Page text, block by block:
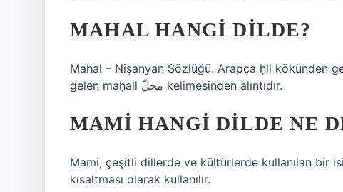
MAHAL HANGI DILDE?
Mahal – Nişanyan Sözlüğü. Arapça ḥll kökünden
gelen maḥall محلّ kelimesinden alıntıdır.
MAMI HANGI DILDE NE
Mami, çeşitli dillerde ve kültürlerde kullanılan bir
kısaltması olarak kullanılır.